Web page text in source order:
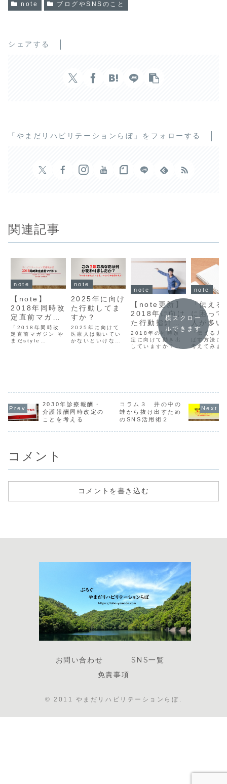
note ブログやSNSのこと
シェアする
「やまだリハビリテーションらぼ」をフォローする
関連記事
note
【note】
2018年同時改
定直前マガジ
ン 好評発売
中！
「2018年同時改
定直前マガジン や
まだstyle
note
2025年に向け
た行動してま
すか？
2025年に向けて
医療人は動いてい
かないといけない
note
【note更新】
2018年に向け
た行動指針は
あるか！
2018年の同時改
定に向けて動き出
していますか？そ
note
「伝え
に困って
人が多い
「伝える力
ばす方法に
考えてみま
横スクロー
ルできます
2030年診療報酬・
介護報酬同時改定の
ことを考える
コラム３ 井の中の
蛙から抜け出すため
のSNS活用術２
コメント
コメントを書き込む
お問い合わせ
SNS一覧
免責事項
© 2011 やまだリハビリテーションらぼ.